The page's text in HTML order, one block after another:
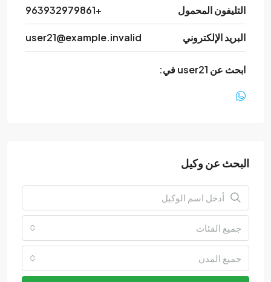
التليفون المحمول +963932979861
البريد الإلكتروني user21@example.invalid
ابحث عن user21 في:
البحث عن وكيل
جميع الفئات
جميع المدن